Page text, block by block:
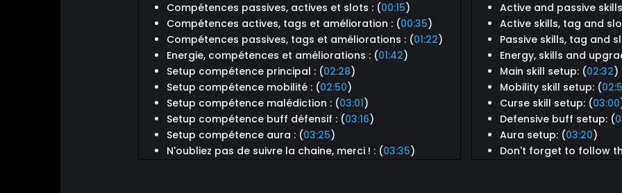
Compétences passives, actives et slots : (00:15)
Compétences actives, tags et amélioration : (00:35)
Compétences passives, tags et améliorations : (01:22)
Energie, compétences et améliorations : (01:42)
Setup compétence principal : (02:28)
Setup compétence mobilité : (02:50)
Setup compétence malédiction : (03:01)
Setup compétence buff défensif : (03:16)
Setup compétence aura : (03:25)
N'oubliez pas de suivre la chaine, merci ! : (03:35)
Active and passive
Active skills, tag and
Passive skills, tag and
Energy, skills and
Main skill setup: (02:32)
Mobility skill setup: (
Curse skill setup: (03:00
Defensive buff setup: (
Aura setup: (03:20)
Don't forget to follow